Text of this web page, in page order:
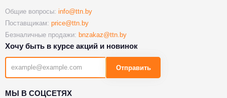
Общие вопросы: info@ttn.by
Поставщикам: price@ttn.by
Безналичные продажи: bnzakaz@ttn.by
Хочу быть в курсе акций и новинок
Отправить
МЫ В СОЦСЕТЯХ